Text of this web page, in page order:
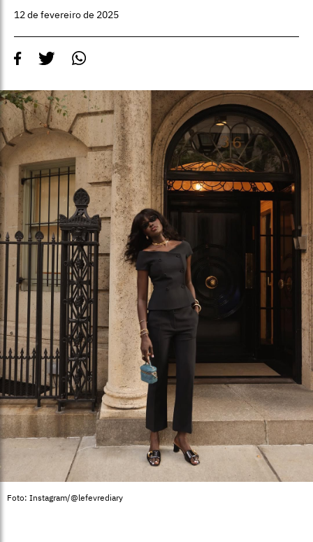
12 de fevereiro de 2025
Foto: Instagram/@lefevrediary